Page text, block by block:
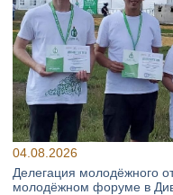
04.08.2026
Делегация молодёжного
молодёжном форуме в